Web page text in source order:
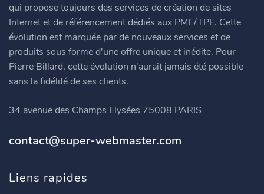
qui propose toujours des services de création de sites
Internet et de référencement dédiés aux PME/TPE. Cette
évolution est marquée par de nouveaux services et de
produits sous forme d'une offre unique et inédite. Pour
Pierre Billard, cette évolution n'aurait jamais été possible
sans la fidélité de ses clients.
34 avenue des Champs Elysées 75008 PARIS
contact@super-webmaster.com
Liens rapides